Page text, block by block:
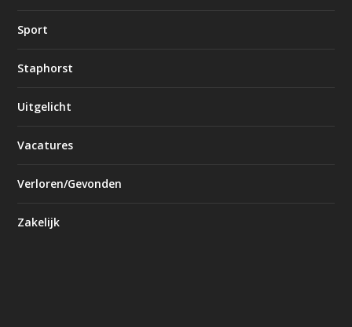
Sport
Staphorst
Uitgelicht
Vacatures
Verloren/Gevonden
Zakelijk